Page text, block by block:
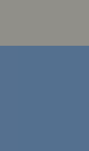
Tennis Chrono collection
Montres